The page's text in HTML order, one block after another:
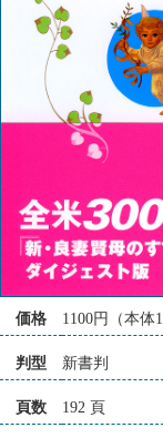
価格 1100円（本体
判型 新書判
頁数 192 頁